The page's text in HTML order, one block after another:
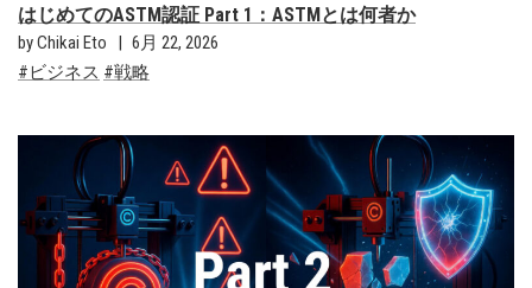
はじめてのASTM認証 Part 1：ASTMとは何者か
by Chikai Eto
6月 22, 2026
ビジネス
戦略